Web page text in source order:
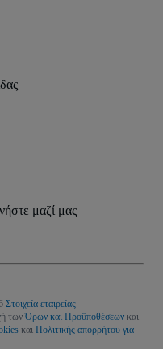
μαζί μας
Στοιχεία εταιρείας
τωνΌρων και Προϋποθέσεων και
και Πολιτικής απορρήτου για